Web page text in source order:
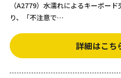
（A2779）水濡れによるキーボー
り、「不注意で…
詳細はこ